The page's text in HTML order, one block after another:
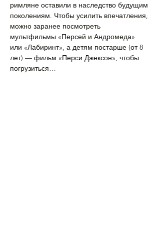
римляне оставили в наследство будущим
поколениям. Чтобы усилить впечатления,
можно заранее посмотреть
мультфильмы «Персей и Андромеда»
или «Лабиринт», а детям постарше (от 8
лет) — фильм «Перси Джексон», чтобы
погрузиться…